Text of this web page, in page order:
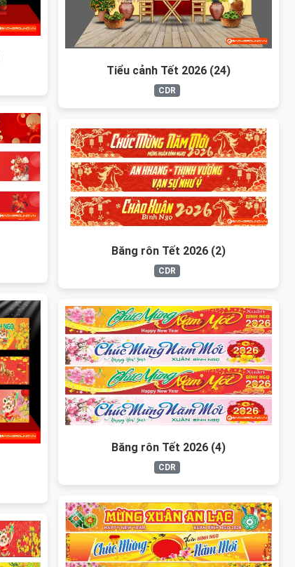
Tiểu cảnh Tết 2026 (24)
CDR
Băng rôn Tết 2026 (2)
CDR
Băng rôn Tết 2026 (4)
CDR